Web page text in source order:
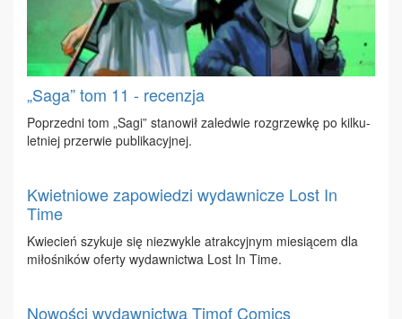
„Saga” tom 11 - recenzja
Po­przed­ni tom „Sa­gi” sta­no­wił za­le­d­wie roz­grzew­kę po kil­ku­
let­niej prze­rwie pu­bli­ka­cyj­nej.
Kwietniowe zapowiedzi wydawnicze Lost In
Time
Kwie­cień szy­ku­je się nie­zwy­kle atrak­cyj­nym mie­sią­cem dla
mi­ło­śni­ków ofer­ty wy­daw­nic­twa Lost In Ti­me.
Nowości wydawnictwa Timof Comics